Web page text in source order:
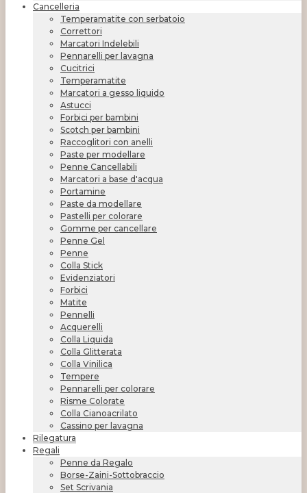
Cancelleria
Temperamatite con serbatoio
Correttori
Marcatori Indelebili
Pennarelli per lavagna
Cucitrici
Temperamatite
Marcatori a gesso liquido
Astucci
Forbici per bambini
Scotch per bambini
Raccoglitori con anelli
Paste per modellare
Penne Cancellabili
Marcatori a base d'acqua
Portamine
Paste da modellare
Pastelli per colorare
Gomme per cancellare
Penne Gel
Penne
Colla Stick
Evidenziatori
Forbici
Matite
Pennelli
Acquerelli
Colla Liquida
Colla Glitterata
Colla Vinilica
Tempere
Pennarelli per colorare
Risme Colorate
Colla Cianoacrilato
Cassino per lavagna
Rilegatura
Regali
Penne da Regalo
Borse-Zaini-Sottobraccio
Set Scrivania